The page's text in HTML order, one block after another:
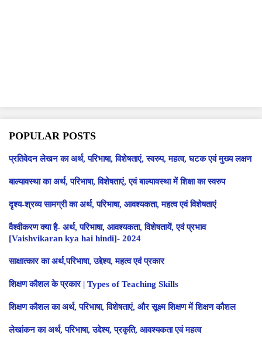
POPULAR POSTS
प्रतिवेदन लेखन का अर्थ, परिभाषा, विशेषताएं, स्वरुप, महत्व, घटक एवं मुख्य लक्षण
बाल्यावस्था का अर्थ, परिभाषा, विशेषताएं, एवं बाल्यावस्था में शिक्षा का स्वरुप
दृश्य-श्रव्य सामग्री का अर्थ, परिभाषा, आवश्यकता, महत्व एवं विशेषताएं
वैश्वीकरण क्या है- अर्थ, परिभाषा, आवश्यकता, विशेषतायें, एवं प्रभाव
[Vaishvikaran kya hai hindi]- 2024
साक्षात्कार का अर्थ,परिभाषा, उद्देश्य, महत्व एवं प्रकार
शिक्षण कौशल के प्रकार | Types of Teaching Skills
शिक्षण कौशल का अर्थ, परिभाषा, विशेषताएं, और सूक्ष्म शिक्षण में शिक्षण कौशल
लेखांकन का अर्थ, परिभाषा, उद्देश्य, प्रकृति, आवश्यकता एवं महत्व